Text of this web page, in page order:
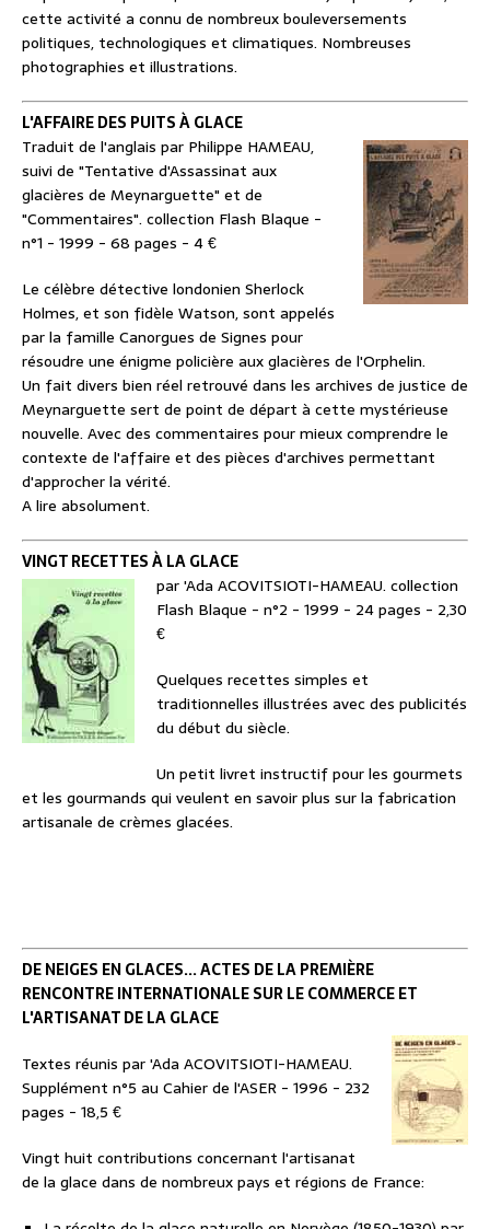
cette activité a connu de nombreux bouleversements
politiques, technologiques et climatiques. Nombreuses
photographies et illustrations.
L'AFFAIRE DES PUITS À GLACE
Traduit de l'anglais par Philippe HAMEAU,
suivi de "Tentative d'Assassinat aux
glacières de Meynarguette" et de
"Commentaires". collection Flash Blaque -
n°1 - 1999 - 68 pages - 4 €
Le célèbre détective londonien Sherlock
Holmes, et son fidèle Watson, sont appelés
par la famille Canorgues de Signes pour
résoudre une énigme policière aux glacières de l'Orphelin.
Un fait divers bien réel retrouvé dans les archives de justice de
Meynarguette sert de point de départ à cette mystérieuse
nouvelle. Avec des commentaires pour mieux comprendre le
contexte de l'affaire et des pièces d'archives permettant
d'approcher la vérité.
A lire absolument.
VINGT RECETTES À LA GLACE
par 'Ada ACOVITSIOTI-HAMEAU. collection
Flash Blaque - n°2 - 1999 - 24 pages - 2,30
€
Quelques recettes simples et
traditionnelles illustrées avec des publicités
du début du siècle.
Un petit livret instructif pour les gourmets
et les gourmands qui veulent en savoir plus sur la fabrication
artisanale de crèmes glacées.
DE NEIGES EN GLACES... ACTES DE LA PREMIÈRE
RENCONTRE INTERNATIONALE SUR LE COMMERCE ET
L'ARTISANAT DE LA GLACE
Textes réunis par 'Ada ACOVITSIOTI-HAMEAU.
Supplément n°5 au Cahier de l'ASER - 1996 - 232
pages - 18,5 €
Vingt huit contributions concernant l'artisanat
de la glace dans de nombreux pays et régions de France: